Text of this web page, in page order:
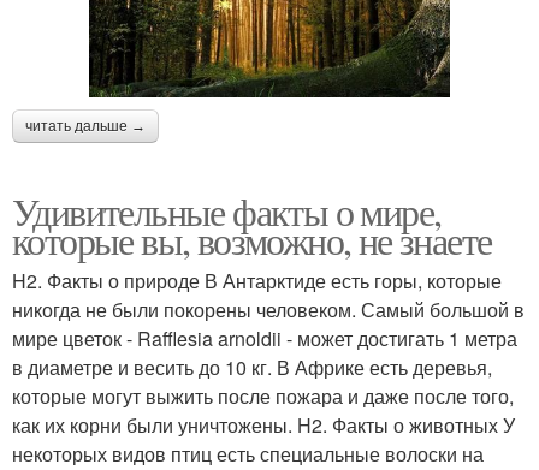
читать дальше →
Удивительные факты о мире,
которые вы, возможно, не знаете
H2. Факты о природе В Антарктиде есть горы, которые
никогда не были покорены человеком. Самый большой в
мире цветок - Rafflesia arnoldii - может достигать 1 метра
в диаметре и весить до 10 кг. В Африке есть деревья,
которые могут выжить после пожара и даже после того,
как их корни были уничтожены. H2. Факты о животных У
некоторых видов птиц есть специальные волоски на